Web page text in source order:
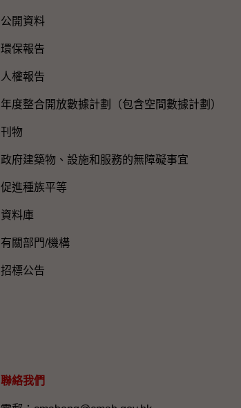
公開資料
環保報告
人權報告
年度整合開放數據計劃（包含空間數據計劃）
刊物
政府建築物、設施和服務的無障礙事宜
促進種族平等
資料庫
有關部門/機構
招標公告
聯絡我們